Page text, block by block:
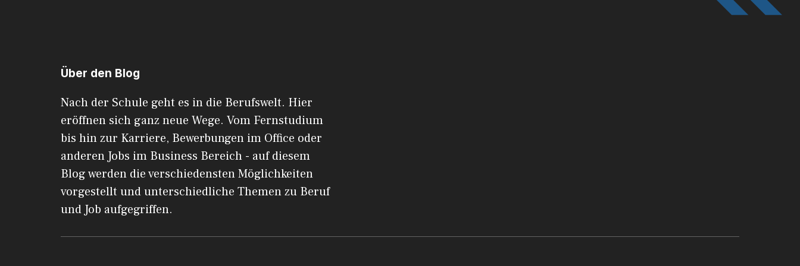
Über den Blog
Nach der Schule geht es in die Berufswelt. Hier
eröffnen sich ganz neue Wege. Vom Fernstudium
bis hin zur Karriere, Bewerbungen im Office oder
anderen Jobs im Business Bereich - auf diesem
Blog werden die verschiedensten Möglichkeiten
vorgestellt und unterschiedliche Themen zu Beruf
und Job aufgegriffen.